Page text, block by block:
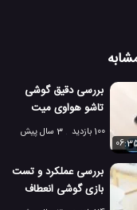
بررسی دقیق گوشی
تاشو هواوی میت
ایکس 3!
100 بازدید
3 سال پیش
بررسی عملکرد و تست
بازی گوشی انعطاف